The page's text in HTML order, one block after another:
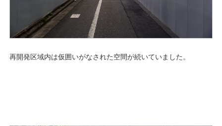
再開発区域内は仮囲いがなされた空間が続いていました。